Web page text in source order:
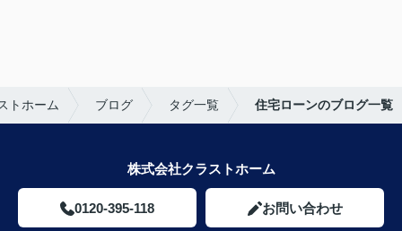
トホーム ブログ タグ一覧 住宅ローンのブログ一覧
株式会社クラストホーム
0120-395-118 お問い合わせ